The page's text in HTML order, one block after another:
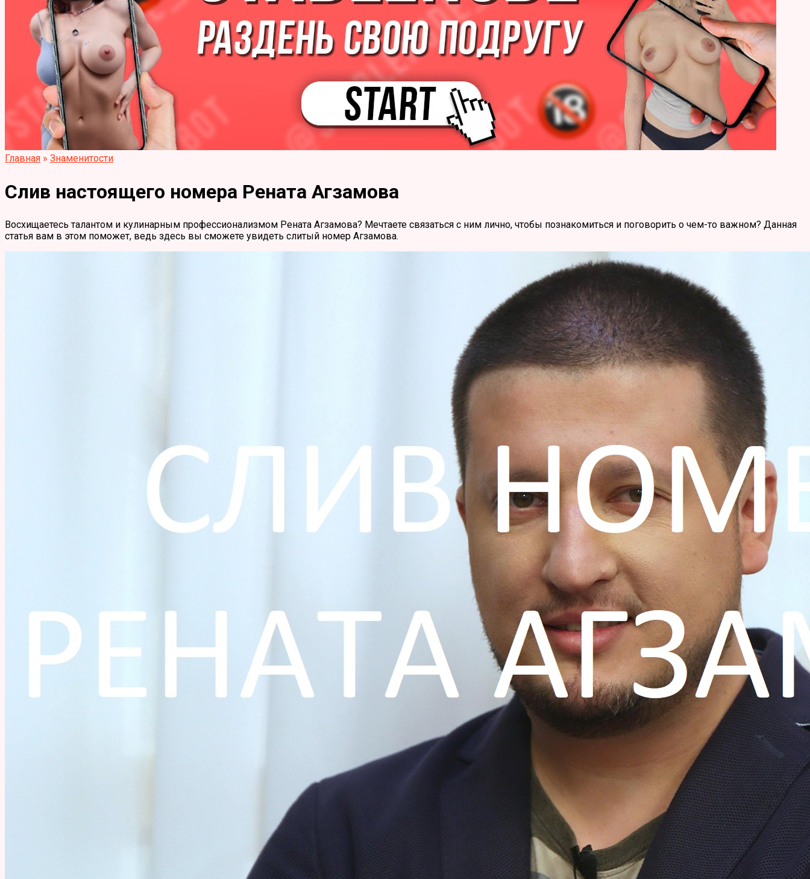
Главная » Знаменитости
Слив настоящего номера Рената Агзамова
Восхищаетесь талантом и кулинарным профессионализмом Рената Агзамова? Мечтаете связаться с ним лично, чтобы познакомиться и поговорить о чем-то важном? Данная
статья вам в этом поможет, ведь здесь вы сможете увидеть слитый номер Агзамова.